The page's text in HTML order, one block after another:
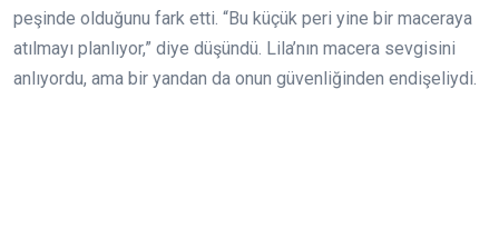
peşinde olduğunu fark etti. “Bu küçük peri yine bir maceraya
atılmayı planlıyor,” diye düşündü. Lila’nın macera sevgisini
anlıyordu, ama bir yandan da onun güvenliğinden endişeliydi.